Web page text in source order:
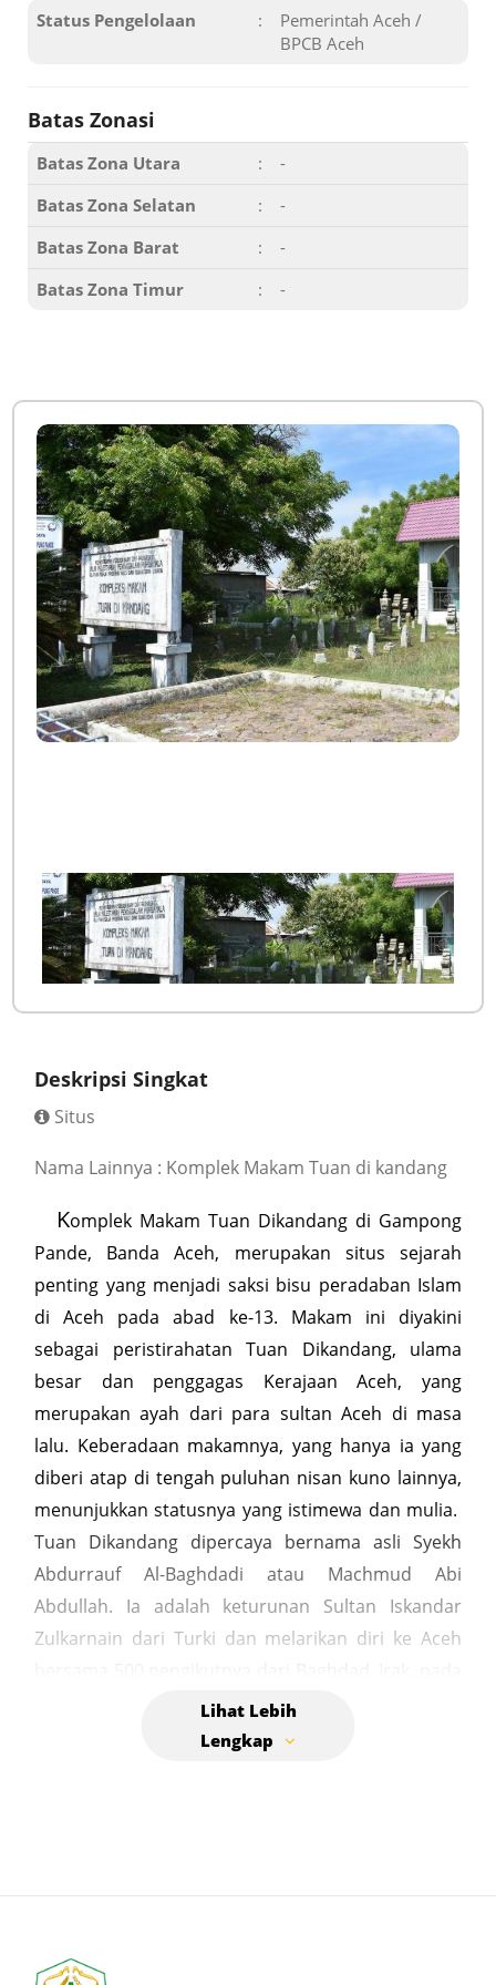
Status Pengelolaan :
Pemerintah Aceh /
BPCB Aceh
Batas Zonasi
Batas Zona Utara :
-
Batas Zona Selatan
:
-
Batas Zona Barat
:
-
Batas Zona Timur
: -
Deskripsi Singkat
Situs
Nama Lainnya : Komplek Makam Tuan di kandang
Komplek Makam Tuan Dikandang di Gampong
Pande, Banda Aceh, merupakan situs sejarah
penting yang menjadi saksi bisu peradaban Islam
di Aceh pada abad ke-13. Makam ini diyakini
sebagai peristirahatan Tuan Dikandang, ulama
besar dan penggagas Kerajaan Aceh, yang
merupakan ayah dari para sultan Aceh di masa
lalu. Keberadaan makamnya, yang hanya ia yang
diberi atap di tengah puluhan nisan kuno lainnya,
menunjukkan statusnya yang istimewa dan mulia.
Tuan Dikandang dipercaya bernama asli Syekh
Abdurrauf Al-Baghdadi atau Machmud Abi
Abdullah. Ia adalah keturunan Sultan Iskandar
Zulkarnain dari Turki dan melarikan diri ke Aceh
masa Bani Abbasiyah. Ia juga dikenal sebagai
seorang ulama yang jujur dan diangkat menjadi
yang saat itu masih memeluk agama Hindu.